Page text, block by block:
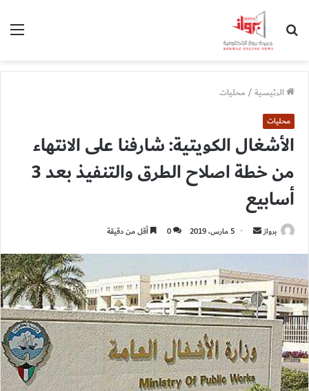
الرئيسية/محليات
محليات
الأشغال الكويتية: شارفنا على الانتهاء
من خطة اصلاح الطرق والتنفيذ بعد 3
أسابيع
برواز
أرسل 5 مارس، 2019 0 أقل من دقيقة